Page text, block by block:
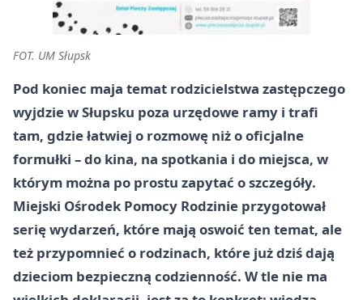
FOT. UM Słupsk
Pod koniec maja temat rodzicielstwa zastępczego
wyjdzie w Słupsku poza urzędowe ramy i trafi
tam, gdzie łatwiej o rozmowę niż o oficjalne
formułki – do kina, na spotkania i do miejsca, w
którym można po prostu zapytać o szczegóły.
Miejski Ośrodek Pomocy Rodzinie przygotował
serię wydarzeń, które mają oswoić ten temat, ale
też przypomnieć o rodzinach, które już dziś dają
dzieciom bezpieczną codzienność. W tle nie ma